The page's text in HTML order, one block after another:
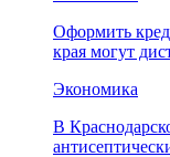
Оформить
края могут
Экономика
В